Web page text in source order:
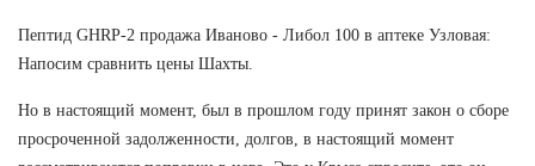
Пептид GHRP-2 продажа Иваново - Либол 100 в аптеке Узловая:
Напосим сравнить цены Шахты.
Но в настоящий момент, был в прошлом году принят закон о сборе
просроченной задолженности, долгов, в настоящий момент